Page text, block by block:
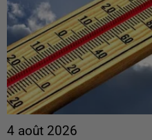
4 août 2026